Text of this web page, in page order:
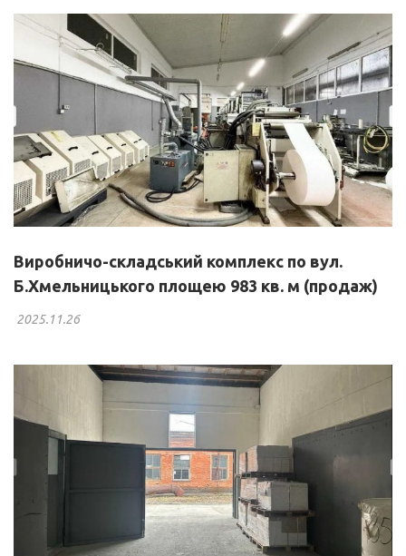
Виробничо-складський комплекс по вул.
Б.Хмельницького площею 983 кв. м (продаж)
2025.11.26